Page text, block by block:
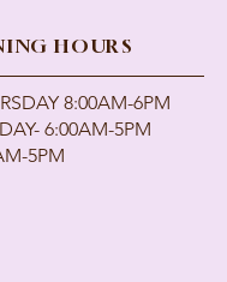
HOURS
8:00AM-6PM
6:00AM-5PM
5PM